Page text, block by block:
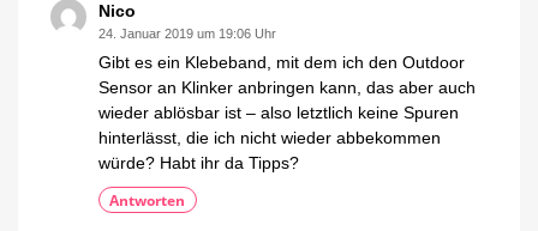
Nico
24. Januar 2019 um 19:06 Uhr
Gibt es ein Klebeband, mit dem ich den Outdoor
Sensor an Klinker anbringen kann, das aber auch
wieder ablösbar ist – also letztlich keine Spuren
hinterlässt, die ich nicht wieder abbekommen
würde? Habt ihr da Tipps?
Antworten